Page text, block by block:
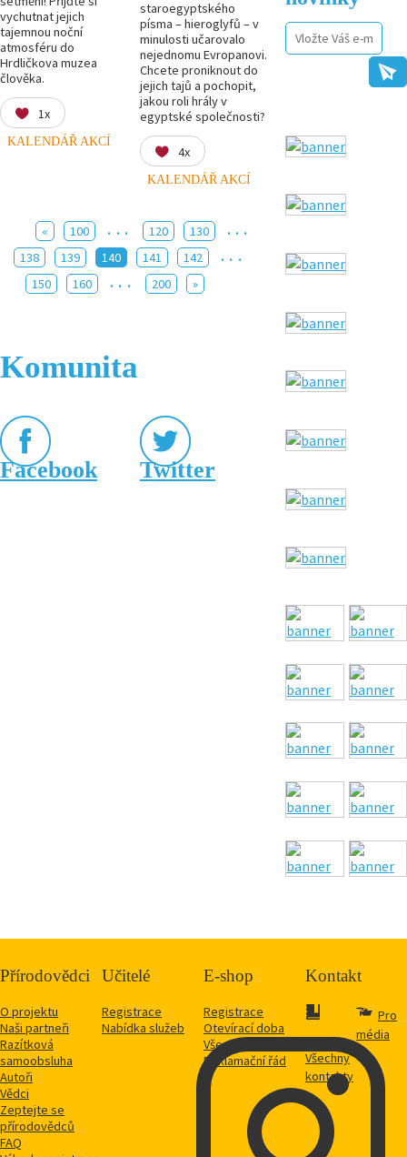
vychutnat jejich
tajemnou noční
atmosféru do
Hrdličkova muzea
člověka.
1x
KALENDÁŘ AKCÍ
staroegyptského
písma – hieroglyfů – v
minulosti učarovalo
nejednomu Evropanovi.
Chcete proniknout do
jejich tajů a pochopit,
jakou roli hrály v
egyptské společnosti?
4x
KALENDÁŘ AKCÍ
« 100 ... 120 130 ...
138 139 140 141 142 ...
150 160 ... 200 »
Komunita
Facebook Twitter
Přírodovědci
O projektu
Naši partneři
Razítková
samoobsluha
Autoři
Vědci
Zeptejte se
přírodovědců
FAQ
Učitelé
Registrace
Nabídka služeb
E-shop
Registrace
Otevírací doba
Vše o nákupu
Reklamační řád
Kontakt
Všechny
kontakty
Pro
média